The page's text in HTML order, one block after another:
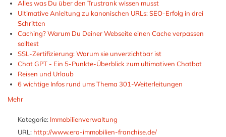
Alles was Du über den Trustrank wissen musst
Ultimative Anleitung zu kanonischen URLs: SEO-Erfolg in drei
Schritten
Caching? Warum Du Deiner Webseite einen Cache verpassen
solltest
SSL-Zertifizierung: Warum sie unverzichtbar ist
Chat GPT - Ein 5-Punkte-Überblick zum ultimativen Chatbot
Reisen und Urlaub
6 wichtige Infos rund ums Thema 301-Weiterleitungen
Mehr
Kategorie: Immobilienverwaltung
URL: http://www.era-immobilien-franchise.de/